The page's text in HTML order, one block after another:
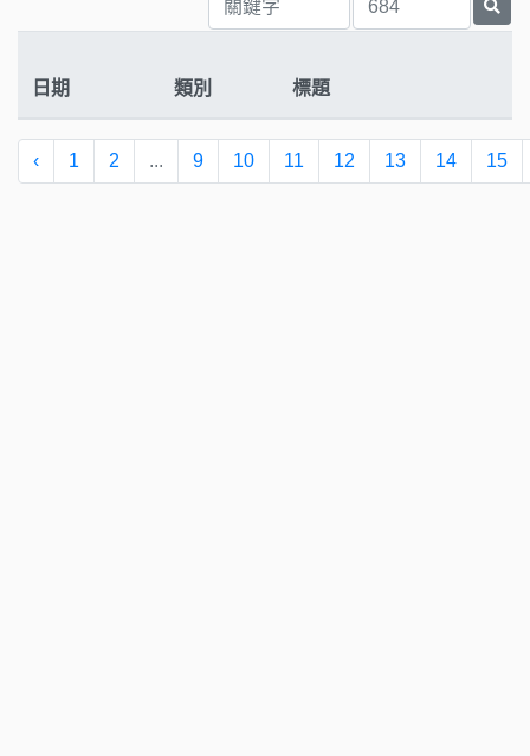
日期 類別 標題
‹ 1 2 ... 9 10 11 12 13 14 15